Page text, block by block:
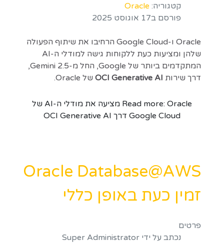
קטגוריה: Oracle
פורסם ב17 אוגוסט 2025
Oracle ו-Google Cloud הרחיבו את שיתוף הפעולה
שלהן ומציעות כעת ללקוחות גישה למודלי ה-AI
המתקדמים ביותר של Google, החל מ-Gemini 2.5,
דרך שירות OCI Generative AI של Oracle.
Read more: Oracle מציעה את מודלי ה-AI של
Google Cloud דרך OCI Generative AI
Oracle Database@AWS
זמין כעת באופן כללי
פרטים
נכתב על ידי Super Administrator